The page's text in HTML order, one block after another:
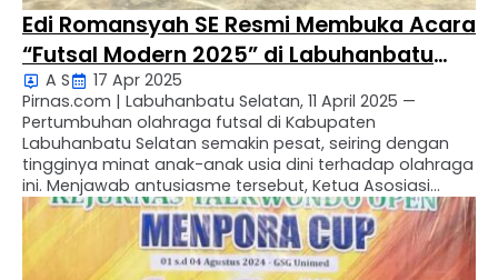
Edi Romansyah SE Resmi Membuka Acara
“Futsal Modern 2025” di Labuhanbatu
Selatan
A S
17 Apr 2025
Pirnas.com | Labuhanbatu Selatan, 11 April 2025 —
Pertumbuhan olahraga futsal di Kabupaten
Labuhanbatu Selatan semakin pesat, seiring dengan
tingginya minat anak-anak usia dini terhadap olahraga
ini. Menjawab antusiasme tersebut, Ketua Asosiasi
Futsal Kabupaten (AFK) Labuhanbatu Selatan periode
2022–2027, Edi Romansyah SE, secara resmi membuka
acara bertajuk Futsal Modern 2025. Dalam kegiatan ini,
AFK Labuhanbatu …